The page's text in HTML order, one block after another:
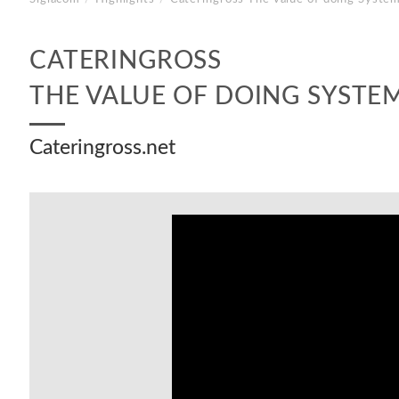
CATERINGROSS
THE VALUE OF DOING
Cateringross.net